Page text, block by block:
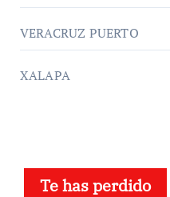
VERACRUZ PUERTO
XALAPA
Te has perdido